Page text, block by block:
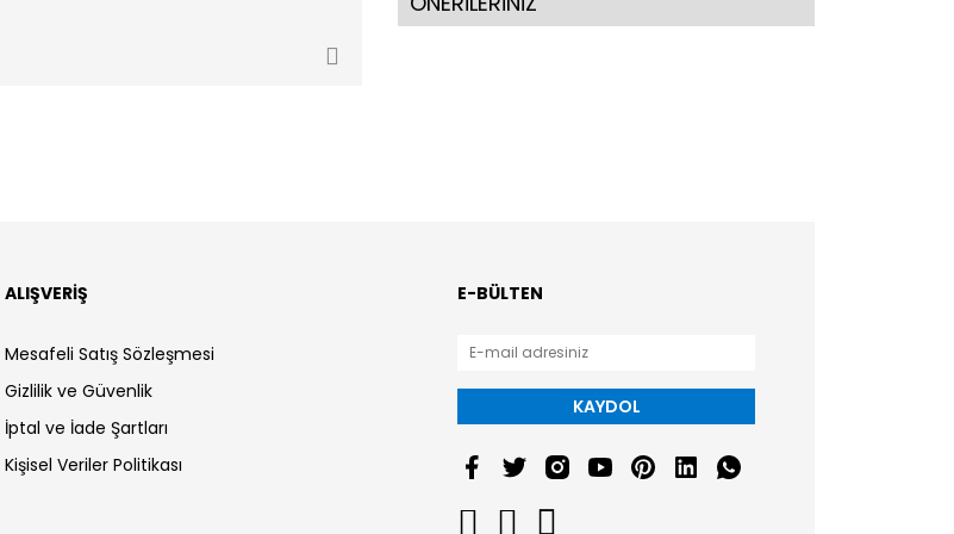
ALIŞVERİŞ
Mesafeli Satış Sözleşmesi
Gizlilik ve Güvenlik
İptal ve İade Şartları
Kişisel Veriler Politikası
E-BÜLTEN
KAYDOL